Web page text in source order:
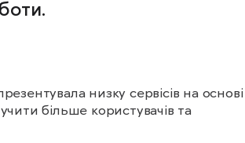
низку сервісів на основі
більше користувачів та